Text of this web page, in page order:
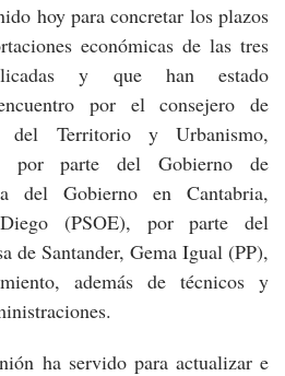
hoy para concretar los plazos
económicas de las tres
y que han estado
por el consejero de
del Territorio y Urbanismo,
por parte del Gobierno de
del Gobierno en Cantabria,
(PSOE), por parte del
de Santander, Gema Igual (PP),
además de técnicos y
ha servido para actualizar e